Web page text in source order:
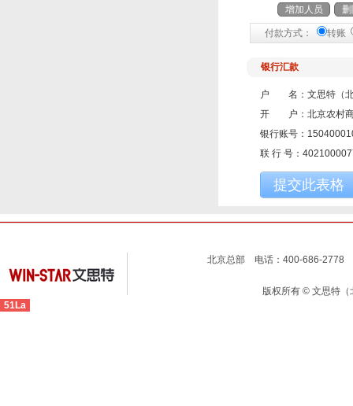
增加人员 删
付款方式： 转账
银行汇款
户 名：文思特（北
开 户：北京农村商
银行账号：
联 行 号：
提交此表格
北京总部 电话：400-686-2778
版权所有 © 文思特
51La